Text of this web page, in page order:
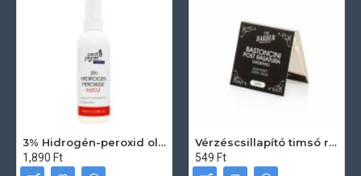
3% Hidrogén-peroxid oldat (sebfertőtlenítő) 100ml
1,890 Ft
Vérzéscsillapító timsó rúd 20db
549 Ft